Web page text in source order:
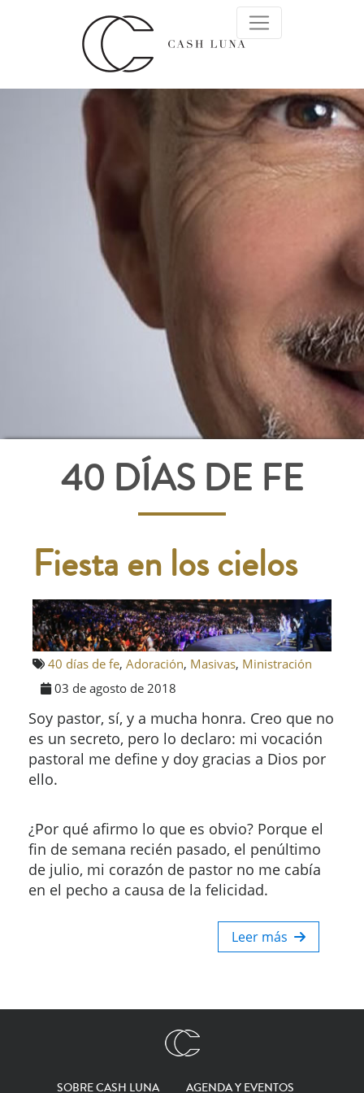
40 DÍAS DE FE
Fiesta en los cielos
40 días de fe, Adoración, Masivas, Ministración
03 de agosto de 2018
Soy pastor, sí, y a mucha honra. Creo que no
es un secreto, pero lo declaro: mi vocación
pastoral me define y doy gracias a Dios por
ello.
¿Por qué afirmo lo que es obvio? Porque el
fin de semana recién pasado, el penúltimo
de julio, mi corazón de pastor no me cabía
en el pecho a causa de la felicidad.
Leer más
SOBRE CASH LUNA AGENDA Y EVENTOS